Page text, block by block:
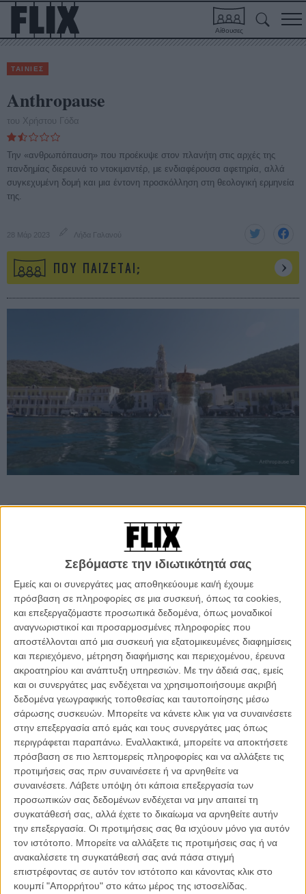
Σεβόμαστε την ιδιωτικότητά σας
Εμείς και οι συνεργάτες μας αποθηκεύουμε και/ή έχουμε
πρόσβαση σε πληροφορίες σε μια συσκευή, όπως τα cookies,
και επεξεργαζόμαστε προσωπικά δεδομένα, όπως μοναδικοί
αναγνωριστικοί και προσαρμοσμένες πληροφορίες που
αποστέλλονται από μια συσκευή για εξατομικευμένες διαφημίσεις
και περιεχόμενο, μέτρηση διαφήμισης και περιεχομένου, έρευνα
ακροατηρίου και ανάπτυξη υπηρεσιών. Με την άδειά σας, εμείς
και οι συνεργάτες μας ενδέχεται να χρησιμοποιήσουμε ακριβή
δεδομένα γεωγραφικής τοποθεσίας και ταυτοποίησης μέσω
σάρωσης συσκευών. Μπορείτε να κάνετε κλικ για να συναινέσετε
στην επεξεργασία από εμάς και τους συνεργάτες μας όπως
περιγράφεται παραπάνω. Εναλλακτικά, μπορείτε να αποκτήσετε
πρόσβαση σε πιο λεπτομερείς πληροφορίες και να αλλάξετε τις
προτιμήσεις σας πριν συναινέσετε ή να αρνηθείτε να
συναινέσετε. Λάβετε υπόψη ότι κάποια επεξεργασία των
προσωπικών σας δεδομένων ενδέχεται να μην απαιτεί τη
συγκατάθεσή σας, αλλά έχετε το δικαίωμα να αρνηθείτε αυτήν
την επεξεργασία. Οι προτιμήσεις σας θα ισχύουν μόνο για αυτόν
τον ιστότοπο. Μπορείτε να αλλάξετε τις προτιμήσεις σας ή να
ανακαλέσετε τη συγκατάθεσή σας ανά πάσα στιγμή
επιστρέφοντας σε αυτόν τον ιστότοπο και κάνοντας κλικ στο
κουμπί "Απορρήτου" στο κάτω μέρος της ιστοσελίδας.
Αίθουσες
ΤΑΙΝΙΕΣ
Anthropause
του Χρήστου Γόδα
Την «ανθρωπόπαυση» που προέκυψε στον πλανήτη στις αρχές της
πανδημίας διερευνά το ντοκιμαντέρ, με ενδιαφέρουσα αφετηρία, αλλά
συγκεχυμένη δομή και μια έντονη προσκόλληση στη θεολογική ερμηνεία
της.
28 Μάρ 2023 Λήδα Γαλανού
ΠΟΥ ΠΑΙΖΕΤΑΙ;
Προσθέστε το Flix στις προτιμήσεις σας στο
Google
Η «ανθρωπόπαυση», όπως λέει το νέο ντοκιμαντέρ του Χρήστου
Γόδα αλλά και η σύγχρονη κοινωνιολογία, συνέβη την εποχή τής
πανδημίας, ιδιαίτερα τον Μάρτιο και τον Απρίλιο του 2020, όταν η
ανθρώπινη δραστηριότητα σ' ολόκληρο τον πλανήτη μειώθηκε
σημαντικά, δίνοντας ελευθερία κινήσεων στα υπόλοιπα, λιγότερο
αστικοποιημένα πλάσματα του πλανήτη.
Μ' αυτή την ιδέα στο μυαλό, η ταινία περιπλανιέται από την άδεια
μητρόπολη τής Νέας Υόρκης ως το μικρό νησί του Αιγαίου και
παραπέρα, αποτυπώνοντας τη μεταβολή στον κόσμο μας κι
αναζητώντας τα βαθύτερα αίτιά της - τουλάχιστον αυτή μοιάζει να
είναι η πρόθεσή της.
Η πίστη και η επιστήμη, η τεχνολογία και η παράδοση, το σήμερα
και το χτες (σε αναμονή του αύριο), τα αξιώματα και τα μυστήρια, η
φύση, τα ζώα, ο βυθός, οι ουρανοξύστες, οι πολυσύχναστοι ή
ερημωμένοι ασφαλτόδρομοι, η μετανάστευση κι η ταξική ανισότητα,
είναι ζευγάρια που συγκρούονται και σμίγουν στην ταινία, καθώς
εκπρόσωποι πνευματικών ή επιστημονικών τάσεων (από τον
Δημήτρη Νανόπουλο, ως την άτεκνη μάνα που τής χάρισε παιδί ο
Άγιος), μιλούν στην κάμερα.